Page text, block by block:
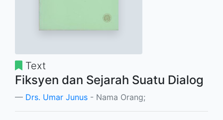
Text
Fiksyen dan Sejarah Suatu Dialog
Drs. Umar Junus - Nama Orang;